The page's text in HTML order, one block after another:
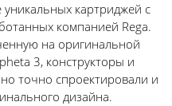
картриджей с
компанией Rega.
на оригинальной
3, конструкторы и
точно спроектировали и
дизайна.